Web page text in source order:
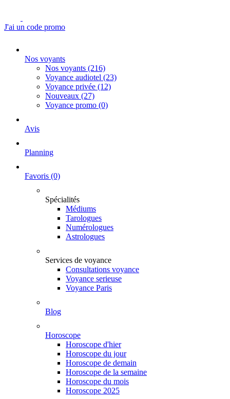
J'ai un code promo
Nos voyants
Nos voyants (216)
Voyance audiotel (23)
Voyance privée (12)
Nouveaux (27)
Voyance promo (0)
Avis
Planning
Favoris (0)
Spécialités
Médiums
Tarologues
Numérologues
Astrologues
Services de voyance
Consultations voyance
Voyance serieuse
Voyance Paris
Blog
Horoscope
Horoscope d'hier
Horoscope du jour
Horoscope de demain
Horoscope de la semaine
Horoscope du mois
Horoscope 2025